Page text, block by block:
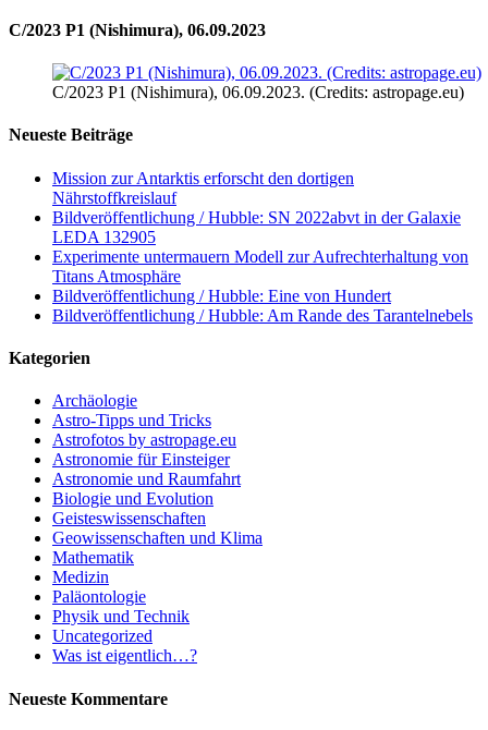
C/2023 P1 (Nishimura), 06.09.2023
C/2023 P1 (Nishimura), 06.09.2023. (Credits: astropage.eu)
Neueste Beiträge
Mission zur Antarktis erforscht den dortigen
Nährstoffkreislauf
Bildveröffentlichung / Hubble: SN 2022abvt in der Galaxie
LEDA 132905
Experimente untermauern Modell zur Aufrechterhaltung von
Titans Atmosphäre
Bildveröffentlichung / Hubble: Eine von Hundert
Bildveröffentlichung / Hubble: Am Rande des Tarantelnebels
Kategorien
Archäologie
Astro-Tipps und Tricks
Astrofotos by astropage.eu
Astronomie für Einsteiger
Astronomie und Raumfahrt
Biologie und Evolution
Geisteswissenschaften
Geowissenschaften und Klima
Mathematik
Medizin
Paläontologie
Physik und Technik
Uncategorized
Was ist eigentlich…?
Neueste Kommentare